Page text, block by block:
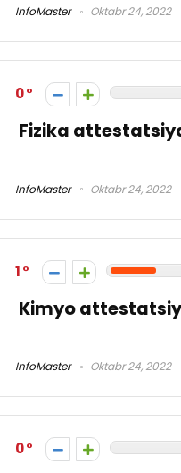
InfoMaster Oktabr 24, 2022
0
Fizika
InfoMaster Oktabr 24, 2022
1
Kimyo
InfoMaster Oktabr 24, 2022
0